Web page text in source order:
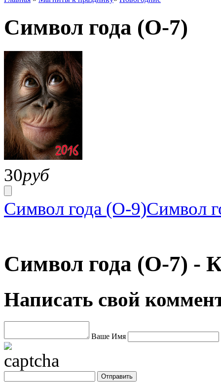
Символ года (О-7)
30руб
Символ года (О-9)Символ
Символ года (О-7) -
Написать свой
Ваше Имя